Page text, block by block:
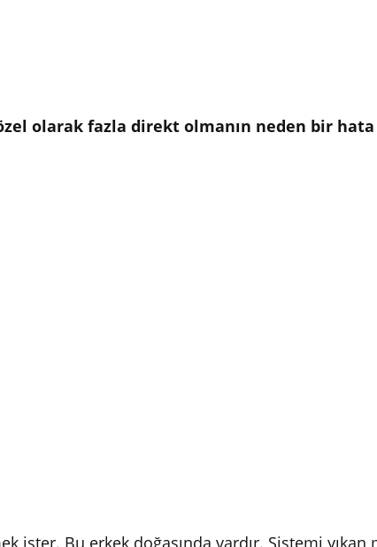
olarak fazla direkt olmanın neden bir
ister. Bu erkek doğasında vardır. Sistemi